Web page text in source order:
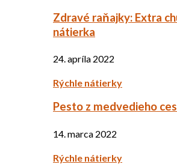
Zdravé raňajky: Extra
nátierka
24. apríla 2022
Rýchle nátierky
Pesto z medvedieho
14. marca 2022
Rýchle nátierky